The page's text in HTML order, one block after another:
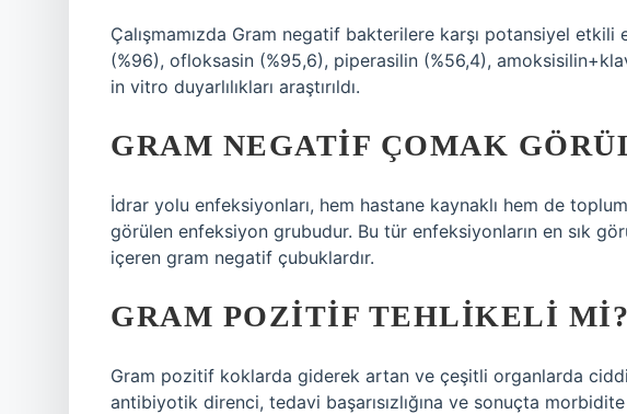
Çalışmamızda Gram negatif bakterilere karşı potansiyel
(%96), ofloksasin (%95,6), piperasilin (%56,4),
in vitro duyarlılıkları araştırıldı.
GRAM NEGATIF ÇOMAK
İdrar yolu enfeksiyonları, hem hastane kaynaklı hem de
görülen enfeksiyon grubudur. Bu tür enfeksiyonların en sık
içeren gram negatif çubuklardır.
GRAM POZITIF TEHLIKELI MI?
Gram pozitif koklarda giderek artan ve çeşitli organlarda
antibiyotik direnci, tedavi başarısızlığına ve sonuçta